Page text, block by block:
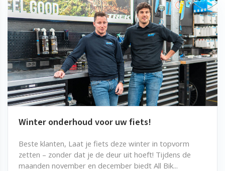
Winter onderhoud voor uw fiets!
Beste klanten, Laat je fiets deze winter in topvorm
zetten – zonder dat je de deur uit hoeft! Tijdens de
maanden november en december biedt All Bik...